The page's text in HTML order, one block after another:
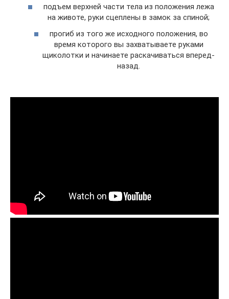
подъем верхней части тела из положения лежа
на животе, руки сцеплены в замок за спиной;
прогиб из того же исходного положения, во
время которого вы захватываете руками
щиколотки и начинаете раскачиваться вперед-
назад.